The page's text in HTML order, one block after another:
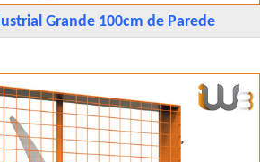
Grande 100cm de Parede